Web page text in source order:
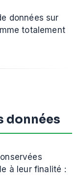
données sur
totalement
données
à leur finalité :